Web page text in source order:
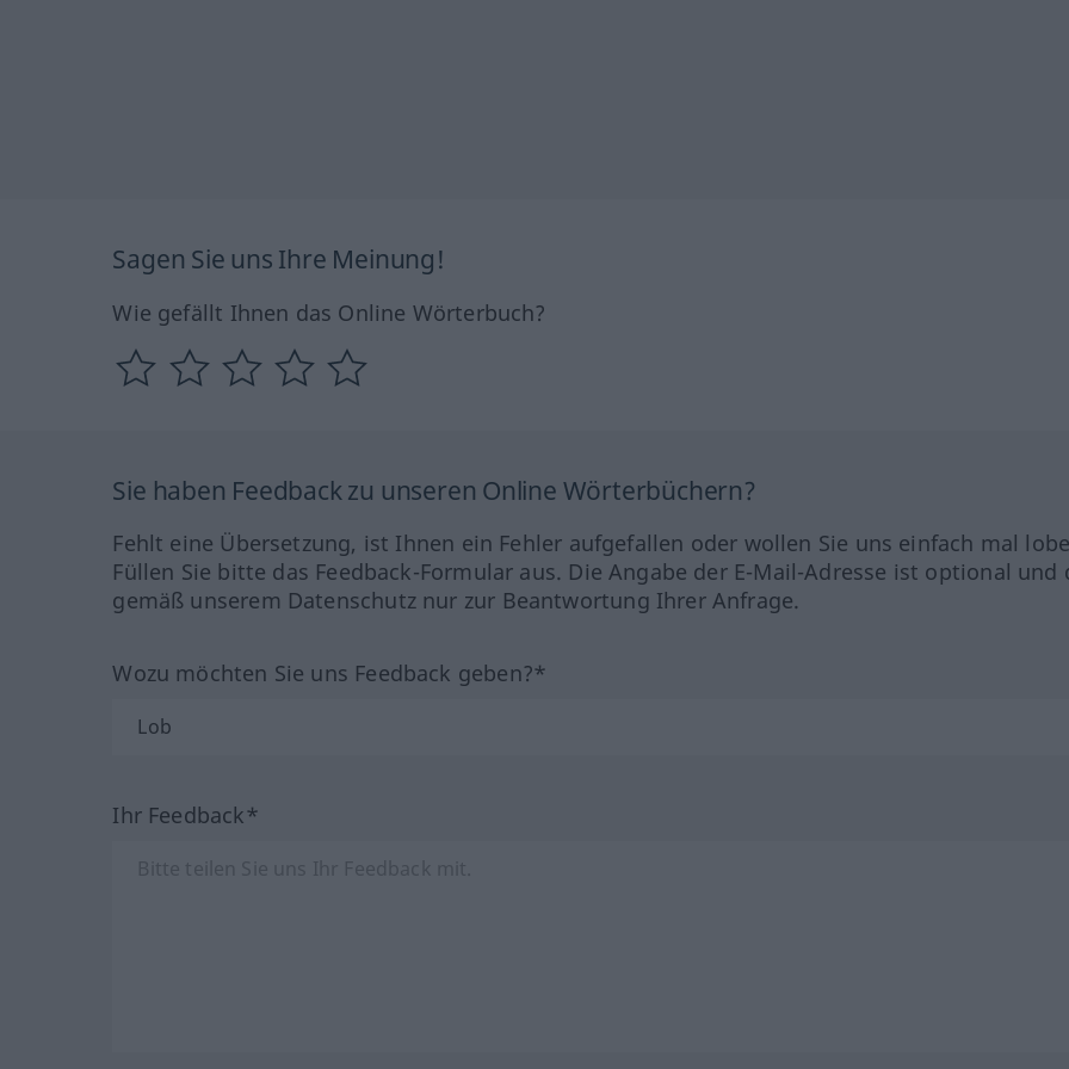
Sagen Sie uns Ihre Meinung!
Wie gefällt Ihnen das Online Wörterbuch?
Sie haben Feedback zu unseren Online Wörterbüchern?
Fehlt eine Übersetzung, ist Ihnen ein Fehler aufgefallen oder wollen Sie uns einfach mal
Füllen Sie bitte das Feedback-Formular aus. Die Angabe der E-Mail-Adresse ist optional und
gemäß unserem Datenschutz nur zur Beantwortung Ihrer Anfrage.
Wozu möchten Sie uns Feedback geben?*
Ihr Feedback*